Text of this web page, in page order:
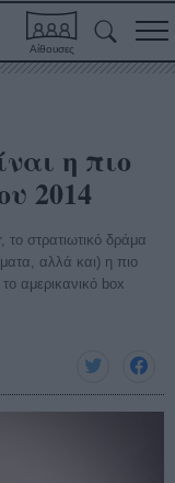
Αίθουσες
η πιο
2014
στρατιωτικό δράμα
αλλά και) η πιο
αμερικανικό box